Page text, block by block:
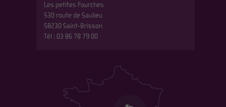
Les petites Fourches
530 route de Saulieu
58230 Saint-Brisson
Tél : 03 86 78 79 00